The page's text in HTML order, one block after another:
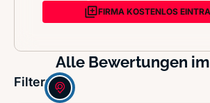
FIRMA KOSTENLOS
Alle Bewertungen
Filter: